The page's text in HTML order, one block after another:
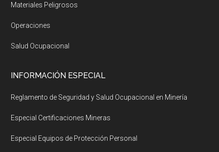
Materiales Peligrosos
Operaciones
Salud Ocupacional
INFORMACIÓN ESPECIAL
Reglamento de Seguridad y Salud Ocupacional en Minería
Especial Certificaciones Mineras
Especial Equipos de Protección Personal